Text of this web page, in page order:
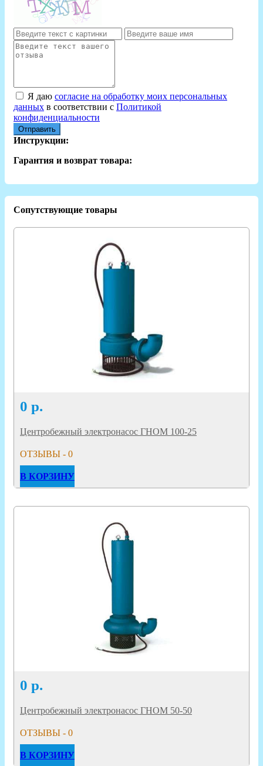
Я даю согласие на обработку моих персональных
данных в соответствии с Политикой
конфиденциальности
Отправить
Инструкции:
Гарантия и возврат товара:
Сопутствующие товары
0 р.
Центробежный электронасос ГНОМ 100-25
ОТЗЫВЫ - 0
В КОРЗИНУ
0 р.
Центробежный электронасос ГНОМ 50-50
ОТЗЫВЫ - 0
В КОРЗИНУ